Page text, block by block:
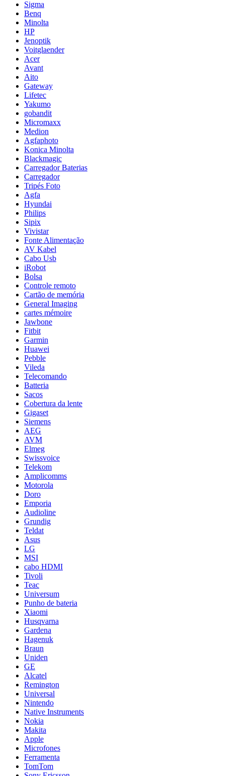
Sigma
Benq
Minolta
HP
Jenoptik
Voitglaender
Acer
Avant
Aito
Gateway
Lifetec
Yakumo
gobandit
Micromaxx
Medion
Agfaphoto
Konica Minolta
Blackmagic
Carregador Baterias
Carregador
Tripés Foto
Agfa
Hyundai
Philips
Sipix
Vivistar
Fonte Alimentação
AV Kabel
Cabo Usb
iRobot
Bolsa
Controle remoto
Cartão de memória
General Imaging
cartes mémoire
Jawbone
Fitbit
Garmin
Huawei
Pebble
Vileda
Telecomando
Batteria
Sacos
Cobertura da lente
Gigaset
Siemens
AEG
AVM
Elmeg
Swissvoice
Telekom
Amplicomms
Motorola
Doro
Emporia
Audioline
Grundig
Teldat
Asus
LG
MSI
cabo HDMI
Tivoli
Teac
Universum
Punho de bateria
Xiaomi
Husqvarna
Gardena
Hagenuk
Braun
Uniden
GE
Alcatel
Remington
Universal
Nintendo
Native Instruments
Nokia
Makita
Apple
Microfones
Ferramenta
TomTom